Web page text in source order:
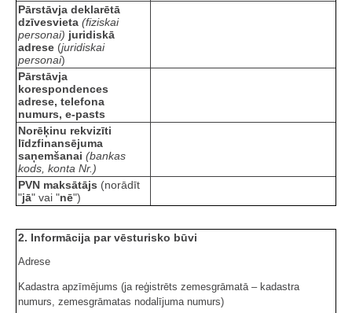
Pārstāvja deklarētā
dzīvesvieta (fiziskai
personai) juridiskā
adrese (juridiskai
personai)
Pārstāvja
korespondences
adrese, telefona
numurs, e-pasts
Norēķinu rekvizīti
līdzfinansējuma
saņemšanai (bankas
kods, konta Nr.)
PVN maksātājs (norādīt
"jā" vai "nē")
2. Informācija par vēsturisko būvi
Adrese
Kadastra apzīmējums (ja reģistrēts zemesgrāmatā – kadastra
numurs, zemesgrāmatas nodalījuma numurs)